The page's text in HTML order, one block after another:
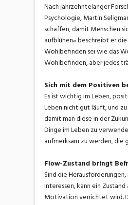
Nach jahrzehntelanger
Psychologie, Martin
schaffen, damit Menschen
aufblühen» beschreibt er
Wohlbefinden sei wie das
Wohlbefinden, aber jedes
Sich mit dem Positiven
Es ist wichtig im Leben,
Leben nicht gut läuft, und zu
damit man diese in der
Dinge im Leben zu
aufmerksam zu werden, die
Flow-Zustand bringt
Sind die
Interessen, kann ein
Motivation verrichtet wird.